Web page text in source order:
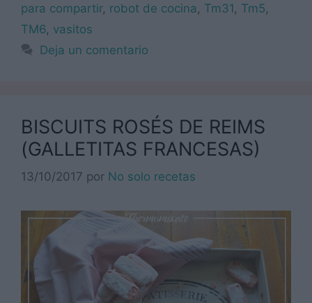
para compartir, robot de cocina , Tm31, Tm5,
TM6, vasitos
Deja un comentario
BISCUITS ROSÉS DE REIMS
(GALLETITAS FRANCESAS)
13/10/2017 por No solo recetas